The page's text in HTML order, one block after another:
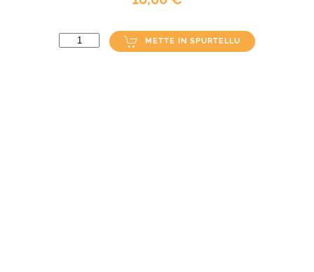
METTE IN SPURTELLU